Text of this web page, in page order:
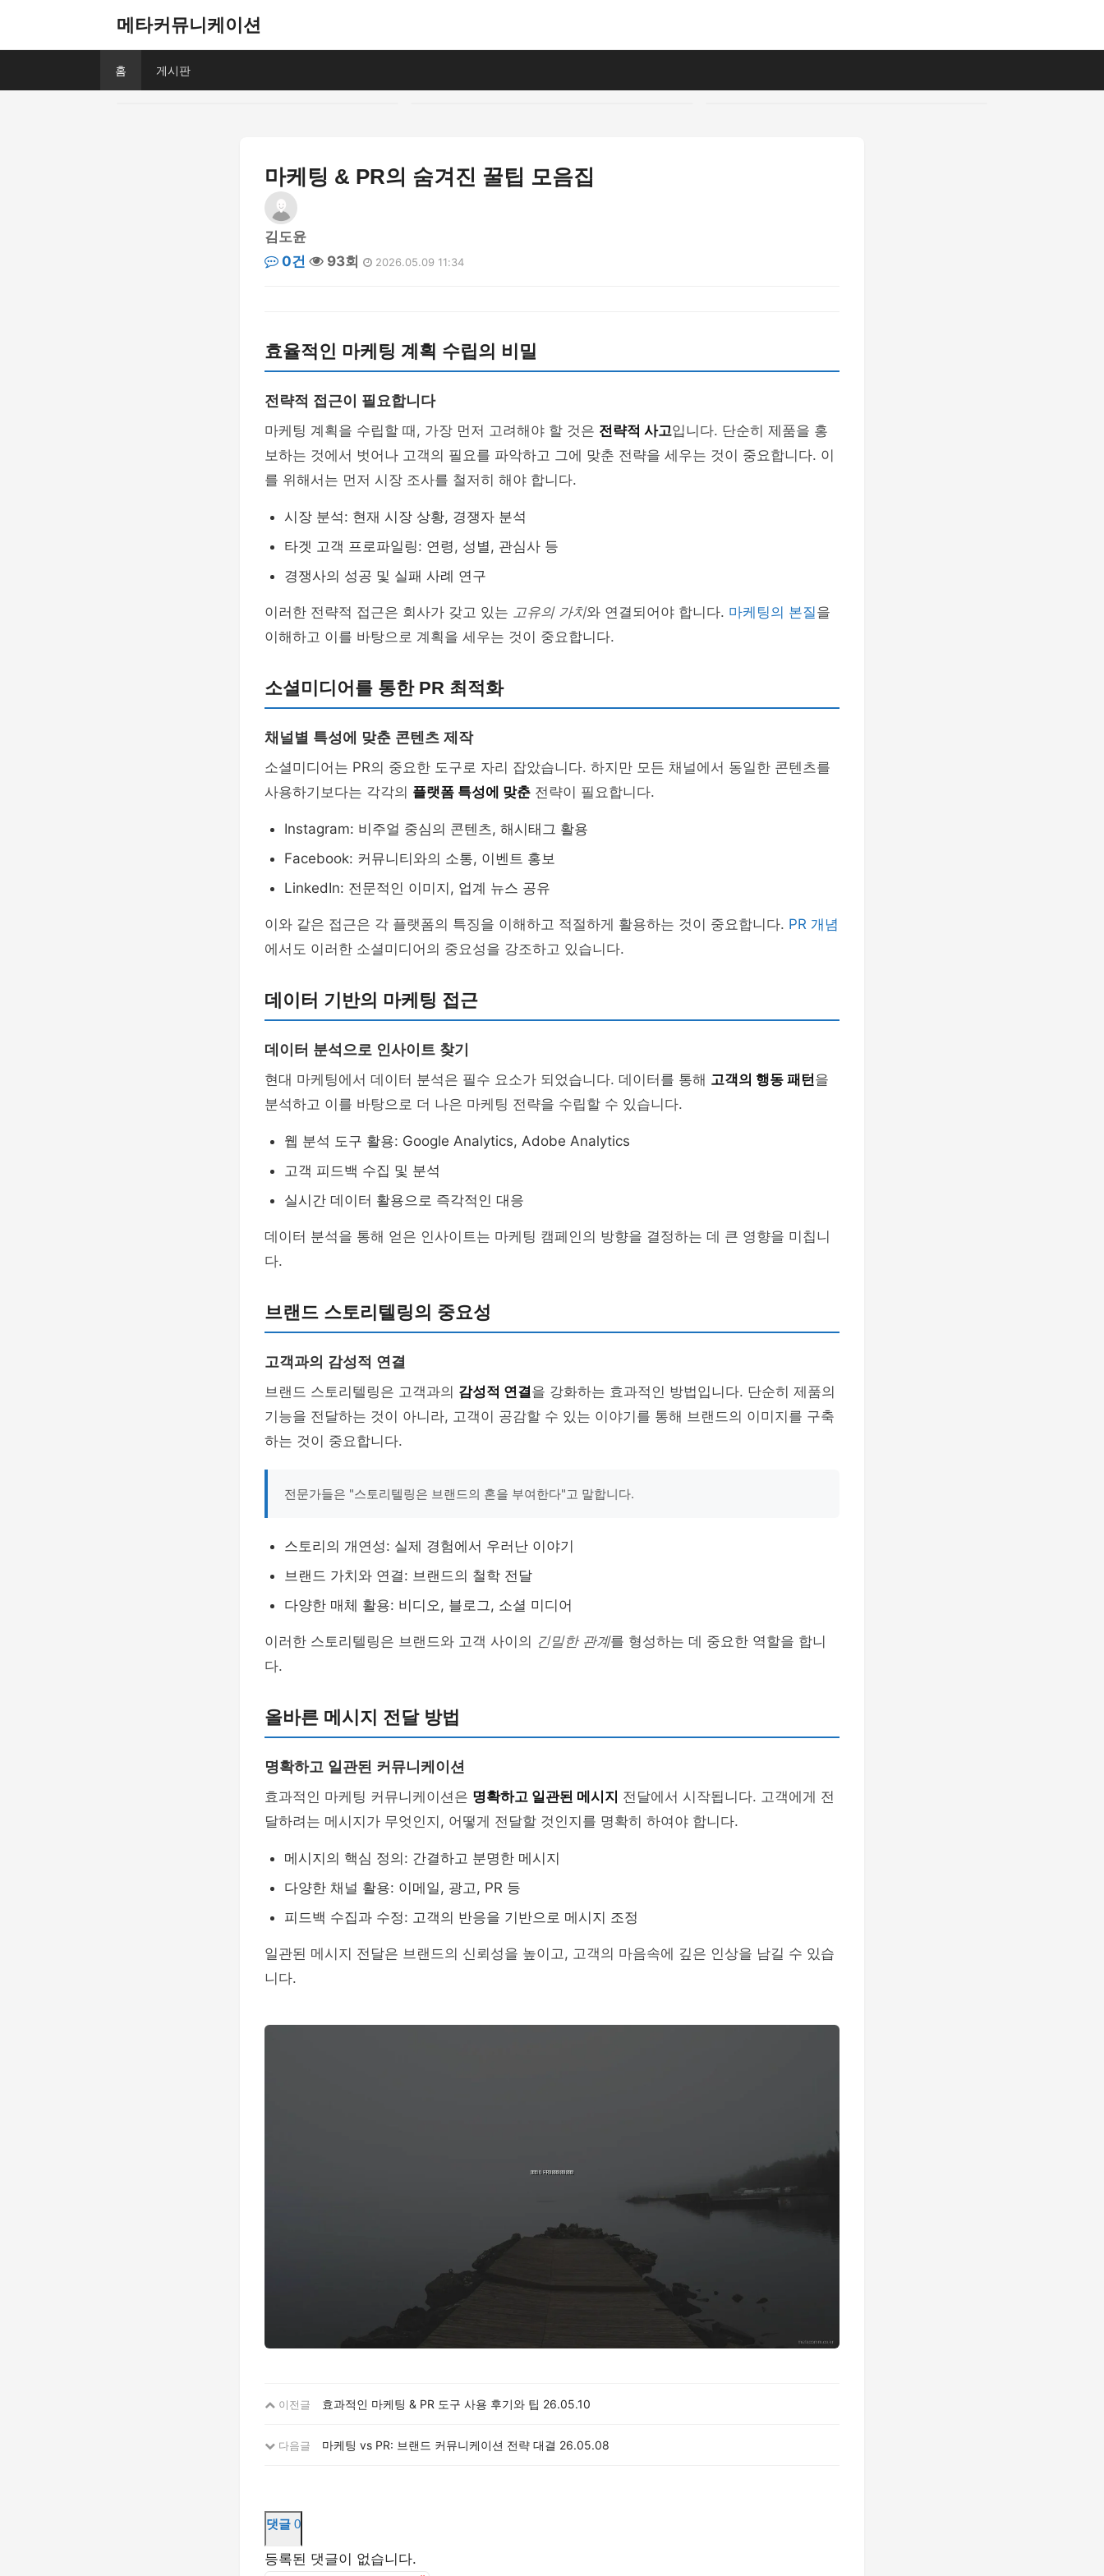
메타커뮤니케이션
홈 게시판
마케팅 & PR의 숨겨진 꿀팁 모음집
김도윤
0건
93회 2026.05.09 11:34
효율적인 마케팅 계획 수립의 비밀
전략적 접근이 필요합니다
마케팅 계획을 수립할 때, 가장 먼저 고려해야 할 것은 전략적 사고입니다. 단순히 제품을 홍
보하는 것에서 벗어나 고객의 필요를 파악하고 그에 맞춘 전략을 세우는 것이 중요합니다. 이
를 위해서는 먼저 시장 조사를 철저히 해야 합니다.
시장 분석: 현재 시장 상황, 경쟁자 분석
타겟 고객 프로파일링: 연령, 성별, 관심사 등
경쟁사의 성공 및 실패 사례 연구
이러한 전략적 접근은 회사가 갖고 있는 고유의 가치와 연결되어야 합니다. 마케팅의 본질을
이해하고 이를 바탕으로 계획을 세우는 것이 중요합니다.
소셜미디어를 통한 PR 최적화
채널별 특성에 맞춘 콘텐츠 제작
소셜미디어는 PR의 중요한 도구로 자리 잡았습니다. 하지만 모든 채널에서 동일한 콘텐츠를
사용하기보다는 각각의 플랫폼 특성에 맞춘 전략이 필요합니다.
Instagram: 비주얼 중심의 콘텐츠, 해시태그 활용
Facebook: 커뮤니티와의 소통, 이벤트 홍보
LinkedIn: 전문적인 이미지, 업계 뉴스 공유
이와 같은 접근은 각 플랫폼의 특징을 이해하고 적절하게 활용하는 것이 중요합니다. PR 개념
에서도 이러한 소셜미디어의 중요성을 강조하고 있습니다.
데이터 기반의 마케팅 접근
데이터 분석으로 인사이트 찾기
현대 마케팅에서 데이터 분석은 필수 요소가 되었습니다. 데이터를 통해 고객의 행동 패턴을
분석하고 이를 바탕으로 더 나은 마케팅 전략을 수립할 수 있습니다.
웹 분석 도구 활용: Google Analytics, Adobe Analytics
고객 피드백 수집 및 분석
실시간 데이터 활용으로 즉각적인 대응
데이터 분석을 통해 얻은 인사이트는 마케팅 캠페인의 방향을 결정하는 데 큰 영향을 미칩니
다.
브랜드 스토리텔링의 중요성
고객과의 감성적 연결
브랜드 스토리텔링은 고객과의 감성적 연결을 강화하는 효과적인 방법입니다. 단순히 제품의
기능을 전달하는 것이 아니라, 고객이 공감할 수 있는 이야기를 통해 브랜드의 이미지를 구축
하는 것이 중요합니다.
전문가들은 "스토리텔링은 브랜드의 혼을 부여한다"고 말합니다.
스토리의 개연성: 실제 경험에서 우러난 이야기
브랜드 가치와 연결: 브랜드의 철학 전달
다양한 매체 활용: 비디오, 블로그, 소셜 미디어
이러한 스토리텔링은 브랜드와 고객 사이의 긴밀한 관계를 형성하는 데 중요한 역할을 합니
다.
올바른 메시지 전달 방법
명확하고 일관된 커뮤니케이션
효과적인 마케팅 커뮤니케이션은 명확하고 일관된 메시지 전달에서 시작됩니다. 고객에게 전
달하려는 메시지가 무엇인지, 어떻게 전달할 것인지를 명확히 하여야 합니다.
메시지의 핵심 정의: 간결하고 분명한 메시지
다양한 채널 활용: 이메일, 광고, PR 등
피드백 수집과 수정: 고객의 반응을 기반으로 메시지 조정
일관된 메시지 전달은 브랜드의 신뢰성을 높이고, 고객의 마음속에 깊은 인상을 남길 수 있습
니다.
이전글 효과적인 마케팅 & PR 도구 사용 후기와 팁 26.05.10
다음글 마케팅 vs PR: 브랜드 커뮤니케이션 전략 대결 26.05.08
댓글 0
등록된 댓글이 없습니다.